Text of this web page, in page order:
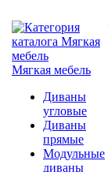
Мягкая мебель
Диваны
угловые
Диваны
прямые
Модульные
диваны